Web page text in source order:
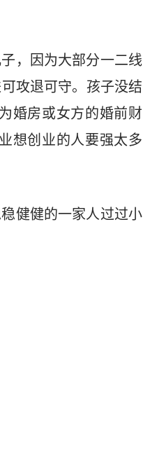
，因为大部分一二线
攻退可守。孩子没结
婚房或女方的婚前财
想创业的人要强太多
健健的一家人过过小